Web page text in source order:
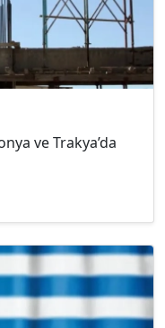
ve Trakya’da